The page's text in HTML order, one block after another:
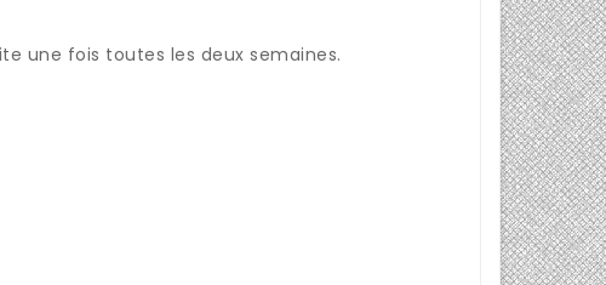
une fois toutes les deux semaines.